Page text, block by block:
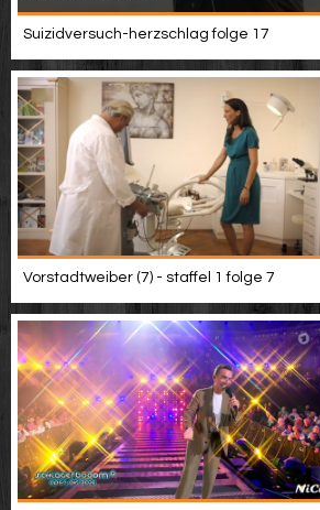
Suizidversuch-herzschlag folge 17
Vorstadtweiber (7) - staffel 1 folge 7